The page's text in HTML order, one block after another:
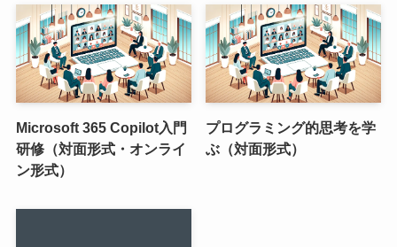
Microsoft 365 Copilot入門
研修（対面形式・オンライ
ン形式）
プログラミング的思考を学
ぶ（対面形式）